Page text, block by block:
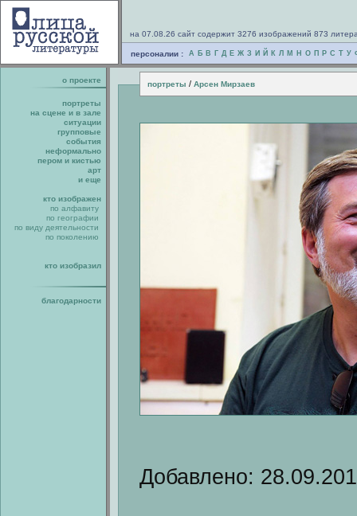
на 07.08.26 сайт содержит 3276 изображений 873
персоналии : А Б В Г Д Е Ж З И Й К Л М Н О П Р С Т У
о проекте портреты / Арсен Мирзаев
портреты
на сцене и в зале
ситуации
групповые
события
неформально
пером и кистью
арт
и еще
кто изображен
по алфавиту
по географии
по виду деятельности
по поколению
кто изобразил
благодарности
Добавлено: